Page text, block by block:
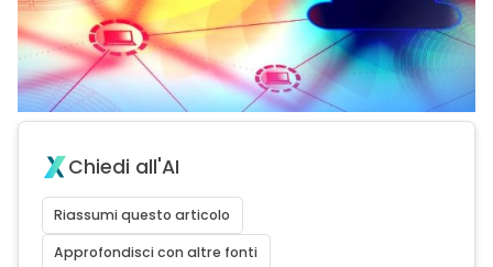
Chiedi all'AI
Riassumi questo articolo
Approfondisci con altre fonti